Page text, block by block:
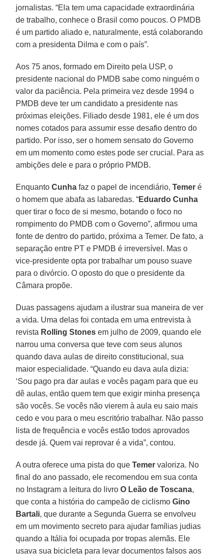
jornalistas. “Ela tem uma capacidade extraordinária
de trabalho, conhece o Brasil como poucos. O PMDB
é um partido aliado e, naturalmente, está colaborando
com a presidenta Dilma e com o país”.
Aos 75 anos, formado em Direito pela USP, o
presidente nacional do PMDB sabe como ninguém o
valor da paciência. Pela primeira vez desde 1994 o
PMDB deve ter um candidato a presidente nas
próximas eleições. Filiado desde 1981, ele é um dos
nomes cotados para assumir esse desafio dentro do
partido. Por isso, ser o homem sensato do Governo
em um momento como estes pode ser crucial. Para as
ambições dele e para o próprio PMDB.
EnquantoCunha faz o papel de incendiário,Temer é
o homem que abafa as labaredas. “Eduardo Cunha
quer tirar o foco de si mesmo, botando o foco no
rompimento do PMDB com o Governo”, afirmou uma
fonte de dentro do partido, próxima a Temer. De fato, a
separação entre PT e PMDB é irreversível. Mas o
vice-presidente opta por trabalhar um pouso suave
para o divórcio. O oposto do que o presidente da
Câmara propõe.
Duas passagens ajudam a ilustrar sua maneira de ver
a vida. Uma delas foi contada em uma entrevista à
revista Rolling Stones em julho de 2009, quando ele
narrou uma conversa que teve com seus alunos
quando dava aulas de direito constitucional, sua
maior especialidade. “Quando eu dava aula dizia:
‘Sou pago pra dar aulas e vocês pagam para que eu
dê aulas, então quem tem que exigir minha presença
são vocês. Se vocês não vierem à aula eu saio mais
cedo e vou para o meu escritório trabalhar. Não passo
lista de frequência e vocês estão todos aprovados
desde já. Quem vai reprovar é a vida”, contou.
A outra oferece uma pista do queTemer valoriza. No
final do ano passado, ele recomendou em sua conta
no Instagram a leitura do livroO Leão de Toscana,
que conta a história do campeão de ciclismoGino
Bartali, que durante a Segunda Guerra se envolveu
em um movimento secreto para ajudar famílias judias
quando a Itália foi ocupada por tropas alemãs. Ele
usava sua bicicleta para levar documentos falsos aos